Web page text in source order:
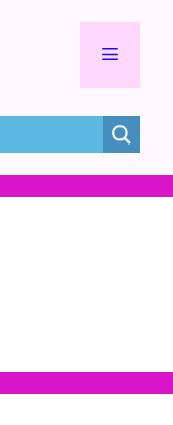
Menú